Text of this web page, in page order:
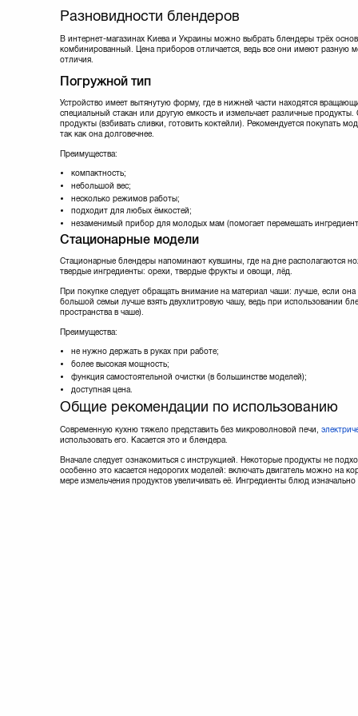
Sencor(28)
Stadler Form(2)
Vimar(3)
Vitek
Zelmer(10)
Разновидности блендеров
В интернет-магазинах Киева и Украины можно выбрать блендеры трёх
комбинированный. Цена приборов отличается, ведь все они имеют разную
отличия.
Погружной тип
Устройство имеет вытянутую форму, где в нижней части находятся
специальный стакан или другую емкость и измельчает различные
продукты (взбивать сливки, готовить коктейли). Рекомендуется покупать
так как она долговечнее.
Преимущества:
компактность;
небольшой вес;
несколько режимов работы;
подходит для любых ёмкостей;
незаменимый прибор для молодых мам (помогает перемешать
Стационарные модели
Стационарные блендеры напоминают кувшины, где на дне располагаются
твердые ингредиенты: орехи, твердые фрукты и овощи, лёд.
При покупке следует обращать внимание на материал чаши: лучше, если
большой семьи лучше взять двухлитровую чашу, ведь при использовании
пространства в чаше).
Преимущества:
не нужно держать в руках при работе;
более высокая мощность;
функция самостоятельной очистки (в большинстве моделей);
доступная цена.
Общие рекомендации по использованию
Современную кухню тяжело представить без микроволновой печи,
использовать его. Касается это и блендера.
Вначале следует ознакомиться с инструкцией. Некоторые продукты не
особенно это касается недорогих моделей: включать двигатель можно на
мере измельчения продуктов увеличивать её. Ингредиенты блюд